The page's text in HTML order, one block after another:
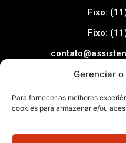
Gerenciar
Para fornecer as melhores
cookies para armazenar e/ou
Fixo:
Fixo: